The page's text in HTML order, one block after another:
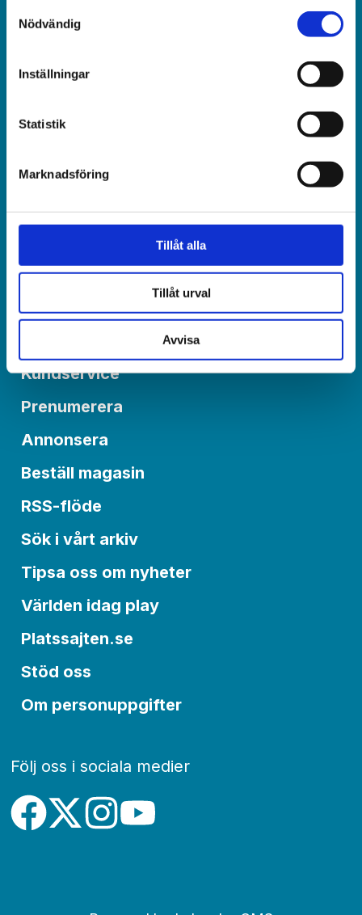
Nödvändig
Inställningar
Statistik
Marknadsföring
Tillåt alla
Tillåt urval
Avvisa
(kl 10–12, 14–16)
Kundservice:
018-430 40 50
kundtjanst@varldenidag.se
Redaktionen:
Världen idag, Box 6015
550 06 Jönköping
Kundservice
Prenumerera
Annonsera
Beställ magasin
RSS-flöde
Sök i vårt arkiv
Tipsa oss om nyheter
Världen idag play
Platssajten.se
Stöd oss
Om personuppgifter
Följ oss i sociala medier